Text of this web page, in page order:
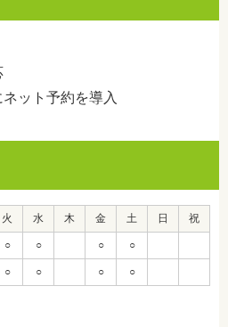
ット予約を導入
火 水 木 金 土 日 祝
○ ○ ○ ○
○ ○ ○ ○